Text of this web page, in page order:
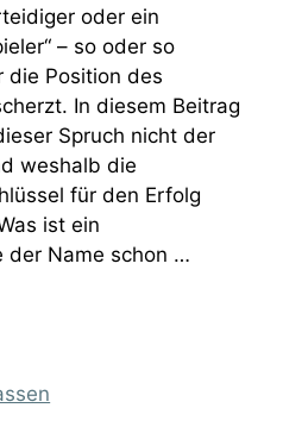
oder ein
– so oder so
die Position des
In diesem Beitrag
Spruch nicht der
weshalb die
für den Erfolg
ist ein
der Name schon …